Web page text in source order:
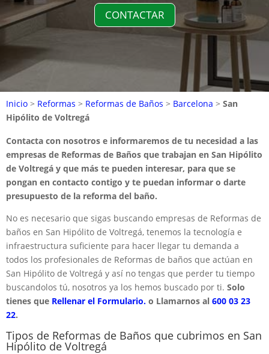
CONTACTAR
Inicio > Reformas > Reformas de Baños > Barcelona > San
Hipólito de Voltregá
Contacta con nosotros e informaremos de tu necesidad a las
empresas de Reformas de Baños que trabajan en San Hipólito
de Voltregá y que más te pueden interesar, para que se
pongan en contacto contigo y te puedan informar o darte
presupuesto de la reforma del baño.
No es necesario que sigas buscando empresas de Reformas de
baños en San Hipólito de Voltregá, tenemos la tecnología e
infraestructura suficiente para hacer llegar tu demanda a
todos los profesionales de Reformas de baños que actúan en
San Hipólito de Voltregá y así no tengas que perder tu tiempo
buscandolos tú, nosotros ya los hemos buscado por ti. Solo
tienes que Rellenar el Formulario. o Llamarnos al 600 03 23
22.
Tipos de Reformas de Baños que cubrimos en San
Hipólito de Voltregá